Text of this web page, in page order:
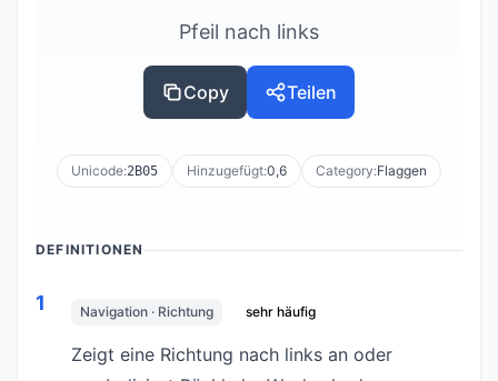
Pfeil nach links
Copy Teilen
Unicode:2B05 Hinzugefügt:0,6 Category:Flaggen
DEFINITIONEN
1 Navigation · Richtung sehr häufig
Zeigt eine Richtung nach links an oder